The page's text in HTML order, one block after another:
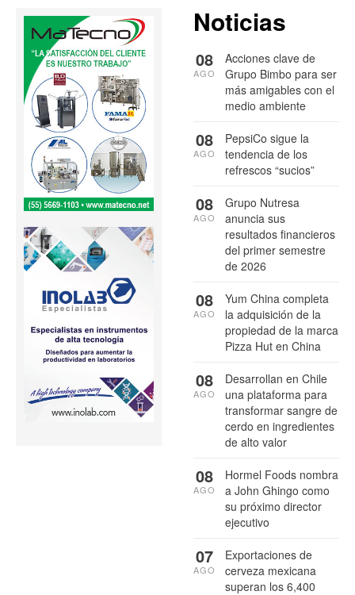
Noticias
Acciones clave de
Grupo Bimbo para ser
más amigables con el
medio ambiente
08
AGO
PepsiCo sigue la
tendencia de los
refrescos “sucios”
08
AGO
Grupo Nutresa
anuncia sus
resultados financieros
del primer semestre
de 2026
08
AGO
Yum China completa
la adquisición de la
propiedad de la marca
Pizza Hut en China
08
AGO
Desarrollan en Chile
una plataforma para
transformar sangre de
cerdo en ingredientes
de alto valor
08
AGO
Hormel Foods nombra
a John Ghingo como
su próximo director
ejecutivo
08
AGO
Exportaciones de
cerveza mexicana
superan los 6,400
07
AGO